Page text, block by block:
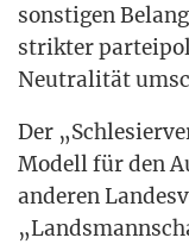
sons­ti­gen
strik­ter
Neu­tra­li­tät
Der
Modell für den
ande­ren